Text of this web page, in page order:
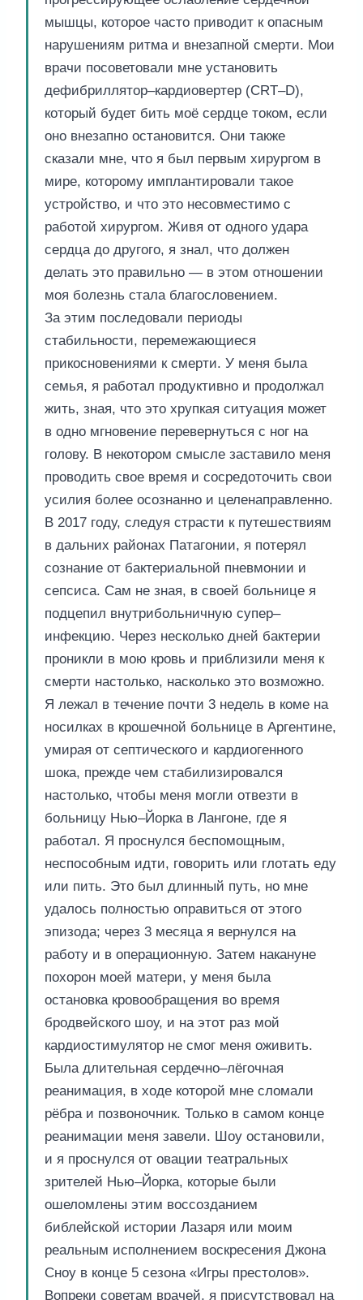
мышцы, которое часто приводит к опасным
нарушениям ритма и внезапной смерти. Мои
врачи посоветовали мне установить
дефибриллятор–кардиовертер (CRT–D),
который будет бить моё сердце током, если
оно внезапно остановится. Они также
сказали мне, что я был первым хирургом в
мире, которому имплантировали такое
устройство, и что это несовместимо с
работой хирургом. Живя от одного удара
сердца до другого, я знал, что должен
делать это правильно — в этом отношении
моя болезнь стала благословением.
За этим последовали периоды
стабильности, перемежающиеся
прикосновениями к смерти. У меня была
семья, я работал продуктивно и продолжал
жить, зная, что это хрупкая ситуация может
в одно мгновение перевернуться с ног на
голову. В некотором смысле заставило меня
проводить свое время и сосредоточить свои
усилия более осознанно и целенаправленно.
В 2017 году, следуя страсти к путешествиям
в дальних районах Патагонии, я потерял
сознание от бактериальной пневмонии и
сепсиса. Сам не зная, в своей больнице я
подцепил внутрибольничную супер–
инфекцию. Через несколько дней бактерии
проникли в мою кровь и приблизили меня к
смерти настолько, насколько это возможно.
Я лежал в течение почти 3 недель в коме на
носилках в крошечной больнице в Аргентине,
умирая от септического и кардиогенного
шока, прежде чем стабилизировался
настолько, чтобы меня могли отвезти в
больницу Нью–Йорка в Лангоне, где я
работал. Я проснулся беспомощным,
неспособным идти, говорить или глотать еду
или пить. Это был длинный путь, но мне
удалось полностью оправиться от этого
эпизода; через 3 месяца я вернулся на
работу и в операционную. Затем накануне
похорон моей матери, у меня была
остановка кровообращения во время
бродвейского шоу, и на этот раз мой
кардиостимулятор не смог меня оживить.
Была длительная сердечно–лёгочная
реанимация, в ходе которой мне сломали
рёбра и позвоночник. Только в самом конце
реанимации меня завели. Шоу остановили,
и я проснулся от овации театральных
зрителей Нью–Йорка, которые были
ошеломлены этим воссозданием
библейской истории Лазаря или моим
реальным исполнением воскресения Джона
Сноу в конце 5 сезона «Игры престолов».
Вопреки советам врачей, я присутствовал на